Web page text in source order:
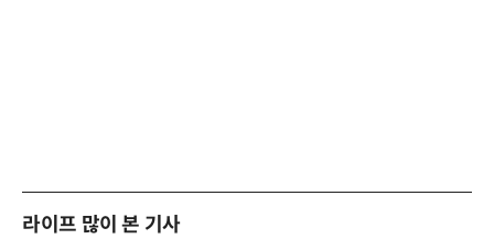
라이프 많이 본 기사